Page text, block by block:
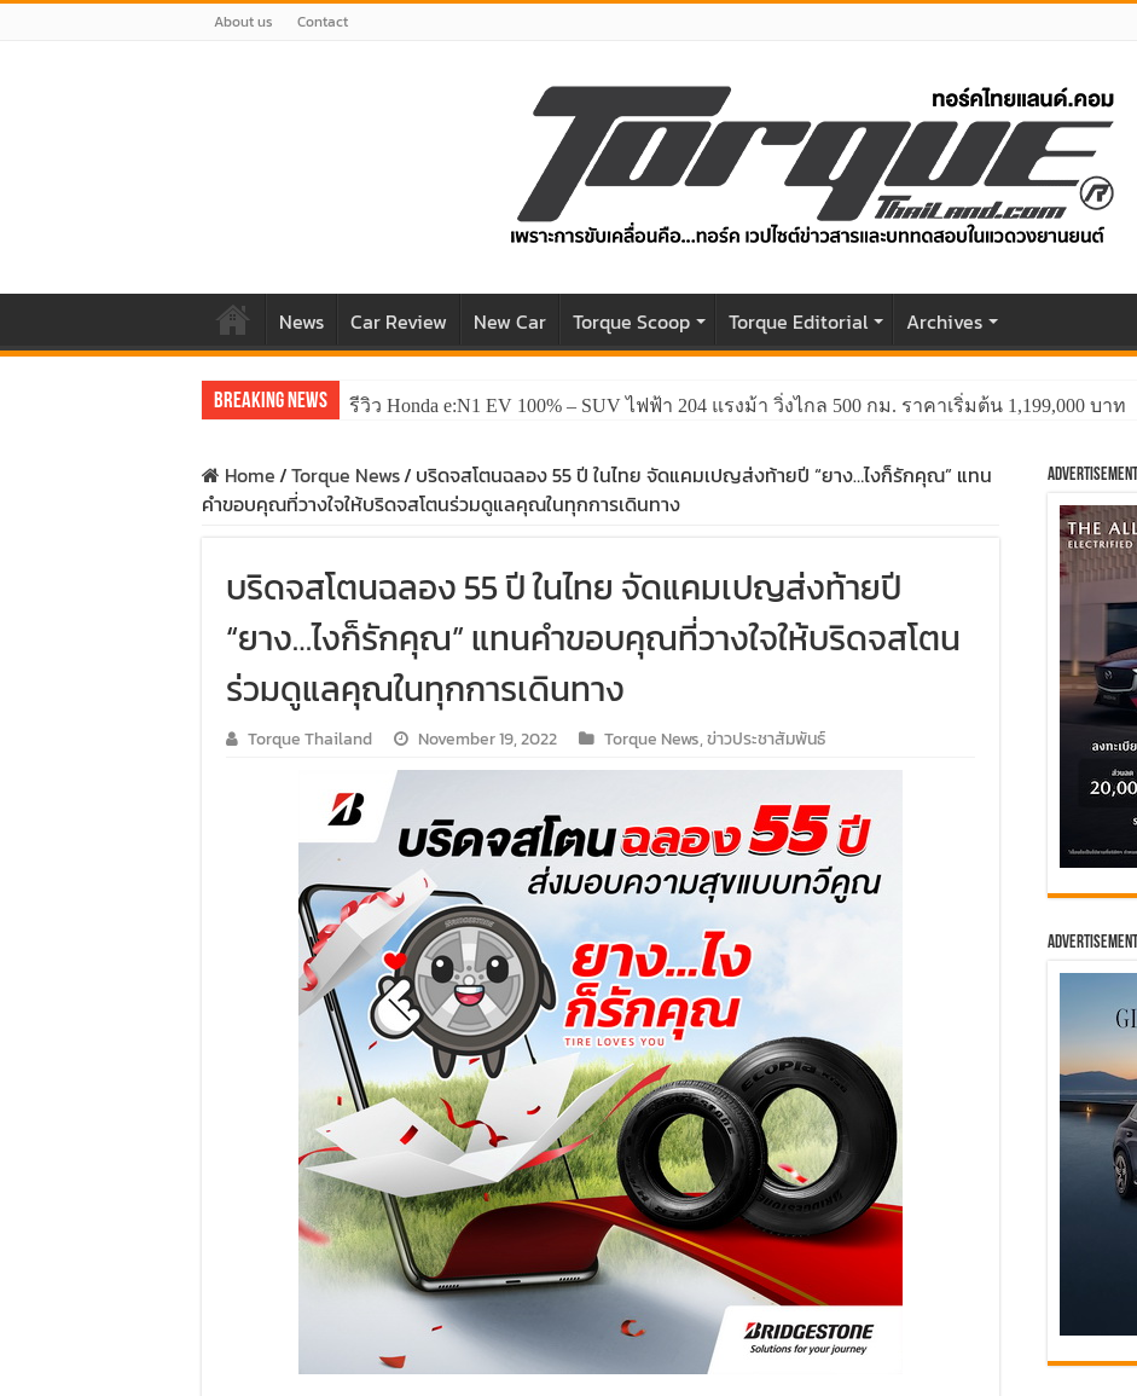
About us Contact
News Car Review New Car Torque Scoop Torque Editorial Archives
Breaking News รีวิว Honda e:N1 EV 100% – SUV ไฟฟ้า 204 แรงม้า วิ่งไกล 500 กม. ราคาเริ่มต้น 1,199,000 บาท
Home/Torque News/ บริดจสโตนฉลอง 55 ปี ในไทย จัดแคมเปญส่งท้ายปี “ยาง…ไงก็รักคุณ” แทน
คำขอบคุณที่วางใจให้บริดจสโตนร่วมดูแลคุณในทุกการเดินทาง
บริดจสโตนฉลอง 55 ปี ในไทย จัดแคมเปญส่งท้ายปี
“ยาง…ไงก็รักคุณ” แทนคำขอบคุณที่วางใจให้บริดจสโตน
ร่วมดูแลคุณในทุกการเดินทาง
Torque Thailand November 19, 2022 Torque News,ข่าวประชาสัมพันธ์
Advertisement
Advertisement